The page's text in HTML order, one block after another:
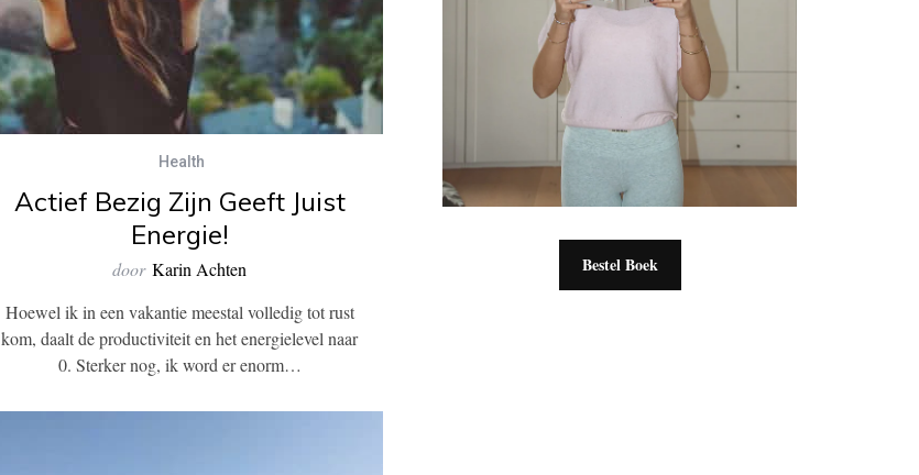
Health
Actief Bezig Zijn Geeft Juist
Energie!
door Karin Achten
Hoewel ik in een vakantie meestal volledig tot rust
kom, daalt de productiviteit en het energielevel naar
0. Sterker nog, ik word er enorm…
Bestel Boek